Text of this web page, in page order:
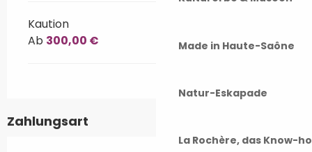
Made in Haute-Saône
Natur-Eskapade
La Rochère, das Know-
Kaution
Ab 300,00 €
Zahlungsart